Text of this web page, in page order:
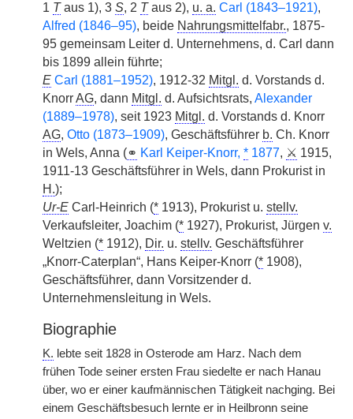
1 Taus 1), 3 S, 2 Taus 2), u. a. Carl (1843–1921),
Alfred (1846–95), beide Nahrungsmittelfabr., 1875-
95 gemeinsam Leiter d. Unternehmens, d. Carl dann
bis 1899 allein führte;
E Carl (1881–1952), 1912-32 Mitgl. d. Vorstands d.
KnorrAG, dann Mitgl. d. Aufsichtsrats, Alexander
(1889–1978), seit 1923 Mitgl. d. Vorstands d. Knorr
AG, Otto (1873–1909), Geschäftsführer b. Ch. Knorr
in Wels, Anna (⚭ Karl Keiper-Knorr, * 1877, ⚔ 1915,
1911-13 Geschäftsführer in Wels, dann Prokurist in
H.);
Ur-E Carl-Heinrich (* 1913), Prokurist u. stellv.
Verkaufsleiter, Joachim (* 1927), Prokurist, Jürgen v.
Weltzien (* 1912), Dir. u. stellv. Geschäftsführer
„Knorr-Caterplan“, Hans Keiper-Knorr (* 1908),
Geschäftsführer, dann Vorsitzender d.
Unternehmensleitung in Wels.
Biographie
K. lebte seit 1828 in Osterode am Harz. Nach dem
frühen Tode seiner ersten Frau siedelte er nach Hanau
über, wo er einer kaufmännischen Tätigkeit nachging. Bei
einem Geschäftsbesuch lernte er in Heilbronn seine